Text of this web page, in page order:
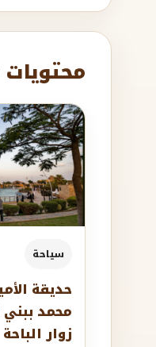
سياحة
حديقة
محمد
زوار الباحة